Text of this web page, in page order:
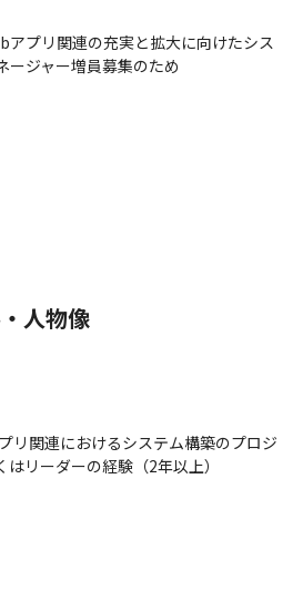
アプリ関連の充実と拡大に向けたシス
ージャー増員募集のため
人物像
リ関連におけるシステム構築のプロジ
リーダーの経験（2年以上）